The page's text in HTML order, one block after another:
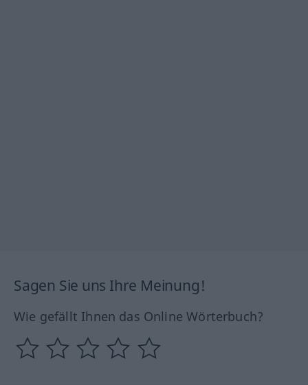
Sagen Sie uns Ihre Meinung!
Wie gefällt Ihnen das Online Wörterbuch?